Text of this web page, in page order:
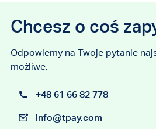
Chcesz o coś
Odpowiemy na Twoje pytanie
możliwe.
+48 61 66 82 778
info@tpay.com